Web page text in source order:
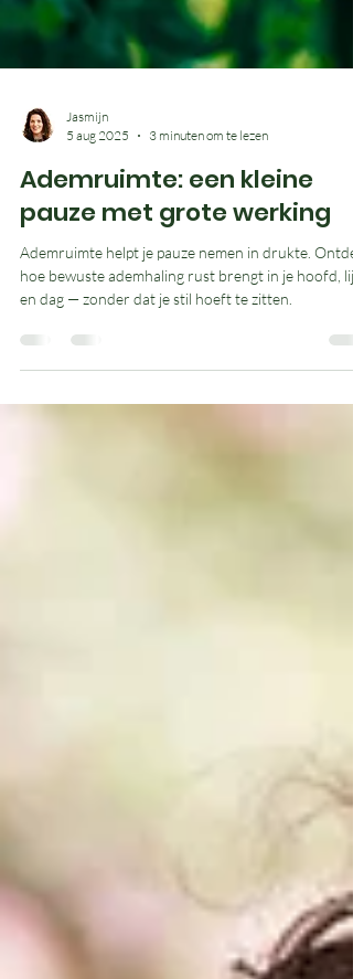
5 aug 2025
3 minuten om te lezen
Ademruimte: een kleine
pauze met grote werking
Ademruimte helpt je pauze nemen in drukte.
en dag — zonder dat je stil hoeft te zitten.